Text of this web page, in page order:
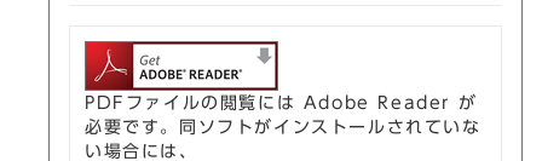
PDFファイルの閲覧には Adobe Reader が
必要です。同ソフトがインストールされていな
い場合には、